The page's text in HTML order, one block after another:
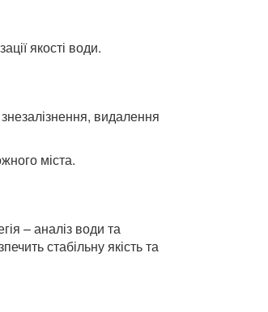
якості води.
видалення
міста.
– аналіз води та
стабільну якість та